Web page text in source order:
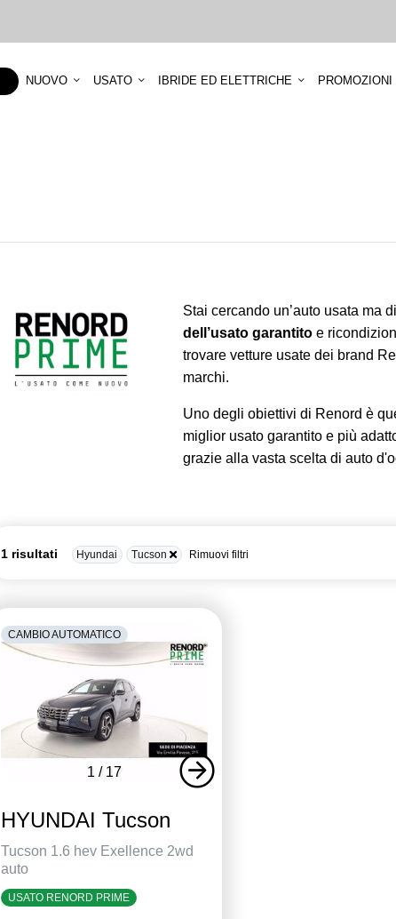
NUOVO USATO IBRIDE ED ELETTRICHE PROMOZIONI
Stai cercando un’auto usata ma
dell’usato garantito e
trovare vetture usate dei brand
marchi.
Uno degli obiettivi di Renord è
miglior usato garantito e più
grazie alla vasta scelta di auto
1 risultati Hyundai Tucson Rimuovi filtri
1 / 17
CAMBIO AUTOMATICO
HYUNDAI Tucson
Tucson 1.6 hev Exellence 2wd
auto
USATO RENORD PRIME